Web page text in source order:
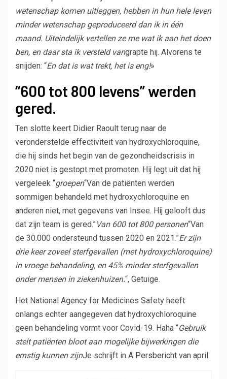
wetenschap komen uitleggen, hebben in hun hele leven
minder wetenschap geproduceerd dan ik in één
maand. Uiteindelijk vertellen ze me wat ik aan het doen
ben, en daar sta ik versteld vangrapte hij. Alvorens te
snijden: “En dat is wat trekt, het is eng!»
“600 tot 800 levens” werden
gered.
Ten slotte keert Didier Raoult terug naar de
veronderstelde effectiviteit van hydroxychloroquine,
die hij sinds het begin van de gezondheidscrisis in
2020 niet is gestopt met promoten. Hij legt uit dat hij
vergeleek “groepen“Van de patiënten werden
sommigen behandeld met hydroxychloroquine en
anderen niet, met gegevens van Insee. Hij gelooft dus
dat zijn team is gered.” Van 600 tot 800 personen“Van
de 30.000 ondersteund tussen 2020 en 2021.”Er zijn
drie keer zoveel sterfgevallen (met hydroxychloroquine)
in vroege behandeling, en 45% minder sterfgevallen
onder mensen in ziekenhuizen.“, Getuige.
Het National Agency for Medicines Safety heeft
onlangs echter aangegeven dat hydroxychloroquine
geen behandeling vormt voor Covid-19. Haha “Gebruik
stelt patiënten bloot aan mogelijke bijwerkingen die
ernstig kunnen zijnJe schrijft in A Persbericht van april .